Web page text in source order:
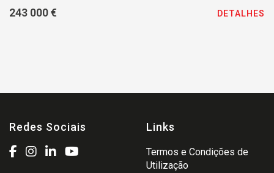
243 000 € DETALHES
Redes Sociais Links
Termos e Condições de
Utilização